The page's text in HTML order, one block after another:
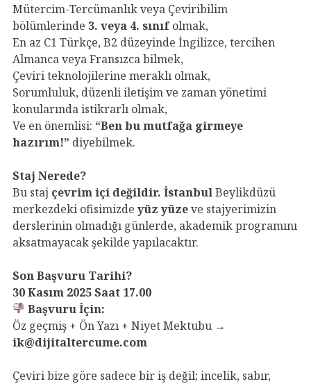
Mütercim-Tercümanlık veya Çeviribilim
bölümlerinde 3. veya 4. sınıfolmak,
En az C1 Türkçe, B2 düzeyinde İngilizce, tercihen
Almanca veya Fransızca bilmek,
Çeviri teknolojilerine meraklı olmak,
Sorumluluk, düzenli iletişim ve zaman yönetimi
konularında istikrarlı olmak,
Ve en önemlisi: “Ben bu mutfağa girmeye
hazırım!” diyebilmek.
Staj Nerede?
Bu staj çevrim içi değildir. İstanbulBeylikdüzü
merkezdeki ofisimizde yüz yüzeve stajyerimizin
derslerinin olmadığı günlerde, akademik programını
aksatmayacak şekilde yapılacaktır.
Son Başvuru Tarihi?
30 Kasım 2025 Saat 17.00
Başvuru İçin:
Öz geçmiş + Ön Yazı + Niyet Mektubu →
ik@dijitaltercume.com
Çeviri bize göre sadece bir iş değil; incelik, sabır,